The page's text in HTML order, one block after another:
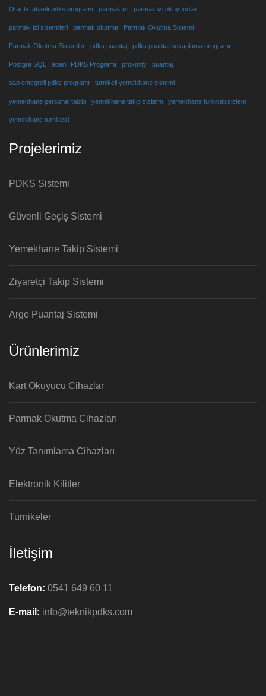
Oracle tabanlı pdks programı parmak izi parmak izi okuyucular
parmak izi sistemleri parmak okutma Parmak Okutma Sistemi
Parmak Okutma Sistemler pdks puantaj pdks puantaj hesaplama programı
Postgre SQL Tabanlı PDKS Programı proxmity puantaj
sap entegreli pdks programı turnikeli yemekhane sistemi
yemekhane personel takibi yemekhane takip sistemi yemekhane turnikeli sistem
yemekhane turnikesi
Projelerimiz
PDKS Sistemi
Güvenli Geçiş Sistemi
Yemekhane Takip Sistemi
Ziyaretçi Takip Sistemi
Arge Puantaj Sistemi
Ürünlerimiz
Kart Okuyucu Cihazlar
Parmak Okutma Cihazları
Yüz Tanımlama Cihazları
Elektronik Kilitler
Turnikeler
İletişim
Telefon: 0541 649 60 11
E-mail: info@teknikpdks.com